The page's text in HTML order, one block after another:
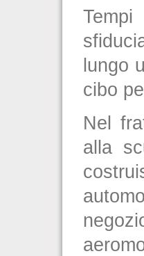
lungo
cibo
Nel
alla